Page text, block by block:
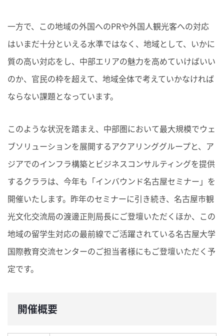
一方で、この地域の外国へのPRや外国人観光客への対応
はいまだ十分といえる水準ではなく、地域として、いかに
質の高い対応をし、中部エリアの魅力を高めていけばいい
のか、官民の枠を超えて、地域全体で考えていかなければ
ならない課題となっています。
このような状況を踏まえ、中部圏において最大規模でウェ
ブソリューションを展開するアクアリンググループと、ア
ジアでのインフラ構築とビジネスコンサルティングを提供
するクララは、今年も「インバウンド名古屋セミナー」を
開催いたします。昨年のセミナーに引き続き、名古屋市観
光文化交流局の渡邊正則局長にご登壇いただくほか、この
地域の留学生対応の最前線でご活躍されている名古屋大学
国際教育交流センターのご担当者様にもご登壇いただく予
定です。
開催概要